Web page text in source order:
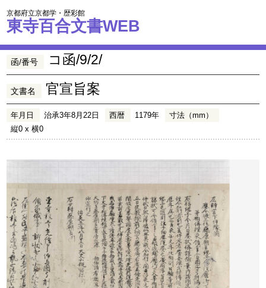
京都府立京都学・歴彩館
東寺百合文書WEB
函/番号 コ函/9/2/
文書名 官宣旨案
年月日 治承3年8月22日 西暦 1179年
寸法（mm）
縦0 x 横0